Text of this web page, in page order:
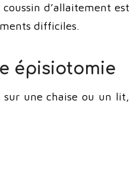
d’allaitement est
difficiles.
épisiotomie
sur une chaise ou un lit,